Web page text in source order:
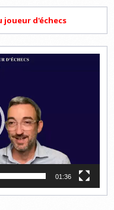
joueur d'échecs
01:36